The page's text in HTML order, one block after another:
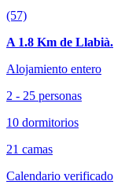
(57)
A 1.8 Km de Llabià.
Alojamiento entero
2 - 25 personas
10 dormitorios
21 camas
Calendario verificado